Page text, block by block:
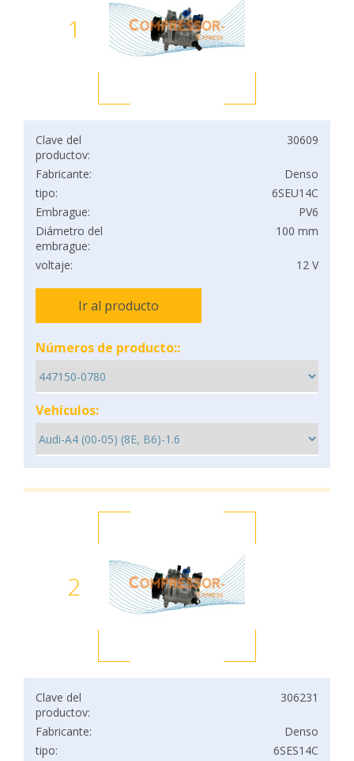
1
Clave del
productov:
30609
Fabricante:
Denso
tipo:
6SEU14C
Embrague:
PV6
Diámetro del
embrague:
100 mm
voltaje: 12 V
Ir al producto
Números de producto::
Vehículos:
2
Clave del
productov:
306231
Fabricante:
Denso
tipo:
6SES14C